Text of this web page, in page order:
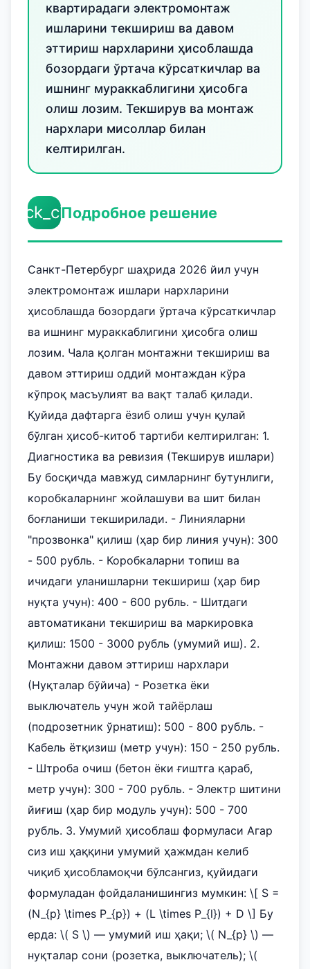
квартирадаги электромонтаж
ишларини текшириш ва давом
эттириш нархларини ҳисоблашда
бозордаги ўртача кўрсаткичлар ва
ишнинг мураккаблигини ҳисобга
олиш лозим. Текширув ва монтаж
нархлари мисоллар билан
келтирилган.
Подробное решение
Санкт-Петербург шаҳрида 2026 йил учун
электромонтаж ишлари нархларини
ҳисоблашда бозордаги ўртача кўрсаткичлар
ва ишнинг мураккаблигини ҳисобга олиш
лозим. Чала қолган монтажни текшириш ва
давом эттириш оддий монтаждан кўра
кўпроқ масъулият ва вақт талаб қилади.
Қуйида дафтарга ёзиб олиш учун қулай
бўлган ҳисоб-китоб тартиби келтирилган: 1.
Диагностика ва ревизия (Текширув ишлари)
Бу босқичда мавжуд симларнинг бутунлиги,
коробкаларнинг жойлашуви ва шит билан
боғланиши текширилади. - Линияларни
"прозвонка" қилиш (ҳар бир линия учун): 300
- 500 рубль. - Коробкаларни топиш ва
ичидаги уланишларни текшириш (ҳар бир
нуқта учун): 400 - 600 рубль. - Шитдаги
автоматикани текшириш ва маркировка
қилиш: 1500 - 3000 рубль (умумий иш). 2.
Монтажни давом эттириш нархлари
(Нуқталар бўйича) - Розетка ёки
выключатель учун жой тайёрлаш
(подрозетник ўрнатиш): 500 - 800 рубль. -
Кабель ётқизиш (метр учун): 150 - 250 рубль.
- Штроба очиш (бетон ёки ғиштга қараб,
метр учун): 300 - 700 рубль. - Электр шитини
йиғиш (ҳар бир модуль учун): 500 - 700
рубль. 3. Умумий ҳисоблаш формуласи Агар
сиз иш ҳаққини умумий ҳажмдан келиб
чиқиб ҳисобламоқчи бўлсангиз, қуйидаги
формуладан фойдаланишингиз мумкин: \[ S =
(N_{p} \times P_{p}) + (L \times P_{l}) + D \] Бу
ерда: \( S \) — умумий иш ҳақи; \( N_{p} \) —
нуқталар сони (розетка, выключатель); \(